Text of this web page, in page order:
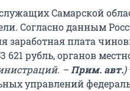
Самарской
Согласно данным
заработная плата
621 рубль, органов
– Прим. авт.)
управлений